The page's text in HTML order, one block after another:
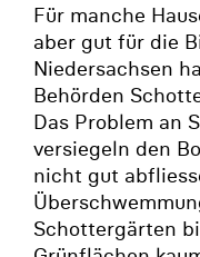
Für manche
aber gut für die
Niedersachsen
Behörden
Das Problem an
versiegeln den
nicht gut
Schottergärten